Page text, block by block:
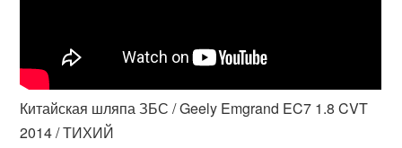
Китайская шляпа ЗБС / Geely Emgrand EC7 1.8 CVT
2014 / ТИХИЙ